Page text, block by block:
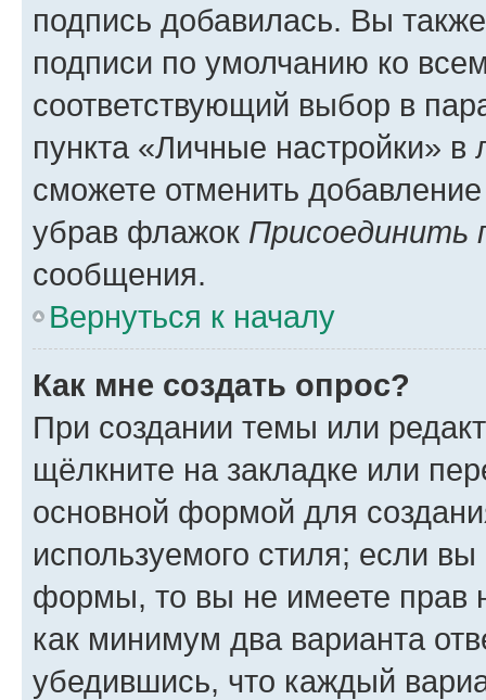
подпись добавилась. Вы
подписи по умолчанию ко
соответствующий выбор в
пункта «Личные настройки»
сможете отменить
убрав флажок Присоединить
сообщения.
Вернуться к началу
Как мне создать опрос?
При создании темы или
щёлкните на закладке или
основной формой для
используемого стиля; если
формы, то вы не имеете прав
как минимум два варианта
убедившись, что каждый